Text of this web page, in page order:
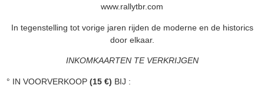
www.rallytbr.com
In tegenstelling tot vorige jaren rijden de moderne en de historics
door elkaar.
INKOMKAARTEN TE VERKRIJGEN
° IN VOORVERKOOP(15 €) BIJ :